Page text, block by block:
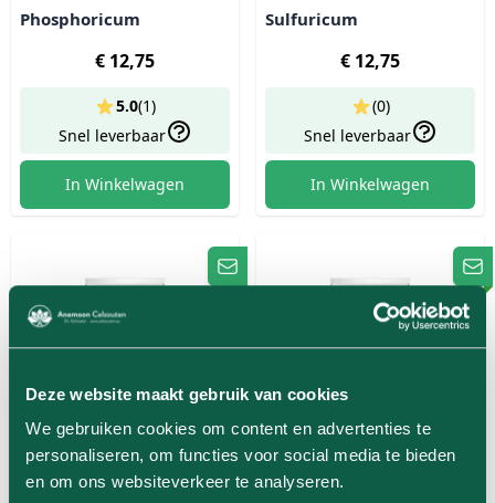
Deze website maakt gebruik van cookies
We gebruiken cookies om content en advertenties te
personaliseren, om functies voor social media te bieden
en om ons websiteverkeer te analyseren.
Phosphoricum
€ 12,75
Snel leverbaar
5.0(1)
In Winkelwagen
Sulfuricum
€ 12,75
Snel leverbaar
(0)
In Winkelwagen